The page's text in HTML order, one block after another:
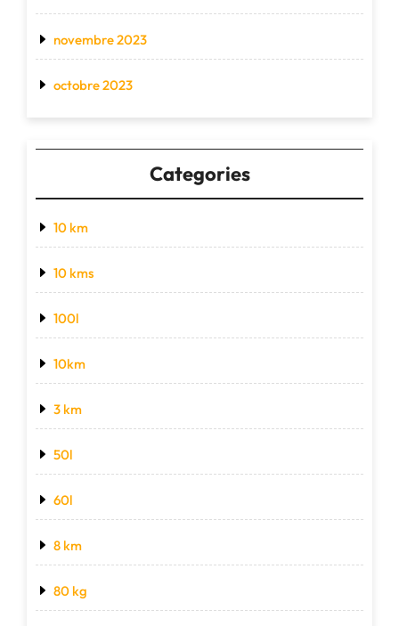
novembre 2023
octobre 2023
Categories
10 km
10 kms
100l
10km
3 km
50l
60l
8 km
80 kg